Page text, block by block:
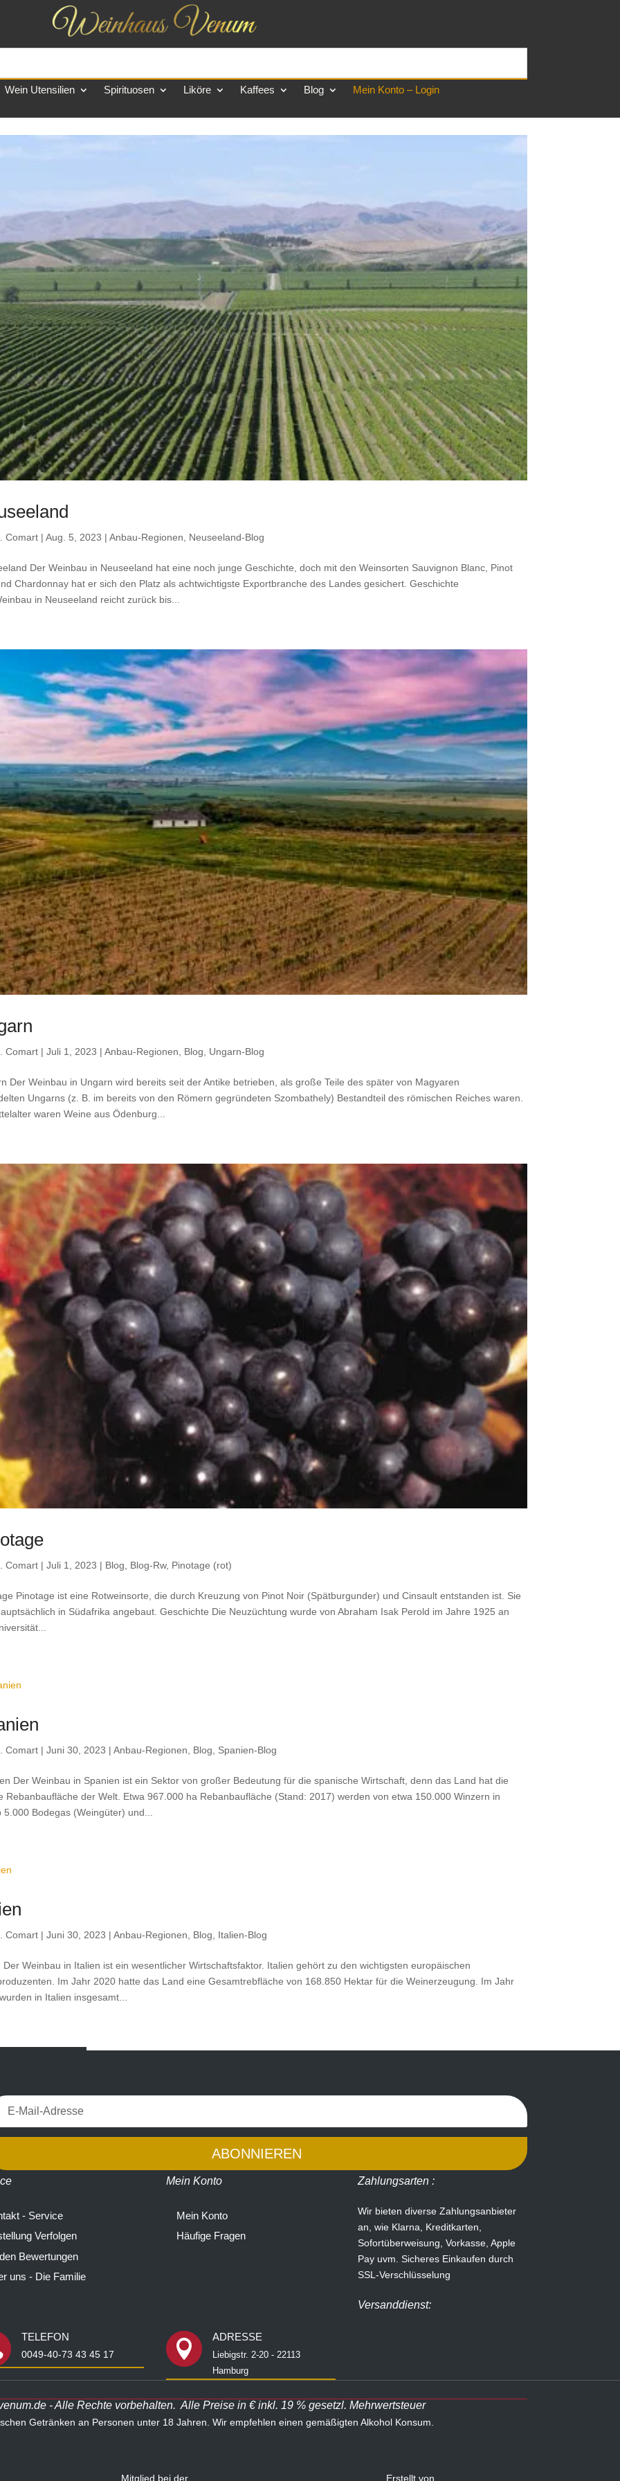
Wein Utensilien Spirituosen Liköre Kaffees Blog Mein Konto – Login
Comart |Aug. 5, 2023 |Anbau-Regionen Neuseeland-Blog
Der Weinbau in Neuseeland hat eine noch junge Geschichte, doch mit den Weinsorten Sauvignon Blanc, Pinot
Chardonnay hat er sich den Platz als achtwichtigste Exportbranche des Landes gesichert. Geschichte
in Neuseeland reicht zurück bis...
Comart |Juli 1, 2023 |Anbau-Regionen Blog Ungarn-Blog
Der Weinbau in Ungarn wird bereits seit der Antike betrieben, als große Teile des später von Magyaren
Ungarns (z. B. im bereits von den Römern gegründeten Szombathely) Bestandteil des römischen Reiches waren.
waren Weine aus Ödenburg...
Comart |Juli 1, 2023 | Blog Blog-Rw, Pinotage (rot)
Pinotage ist eine Rotweinsorte, die durch Kreuzung von Pinot Noir (Spätburgunder) und Cinsault entstanden ist. Sie
in Südafrika angebaut. Geschichte Die Neuzüchtung wurde von Abraham Isak Perold im Jahre 1925 an
Comart |Juni 30, 2023 |Anbau-Regionen Blog Spanien-Blog
Der Weinbau in Spanien ist ein Sektor von großer Bedeutung für die spanische Wirtschaft, denn das Land hat die
Rebanbaufläche der Welt. Etwa 967.000 ha Rebanbaufläche (Stand: 2017) werden von etwa 150.000 Winzern in
5.000 Bodegas (Weingüter) und...
Comart |Juni 30, 2023 |Anbau-Regionen Blog Italien-Blog
Der Weinbau in Italien ist ein wesentlicher Wirtschaftsfaktor. Italien gehört zu den wichtigsten europäischen
Im Jahr 2020 hatte das Land eine Gesamtrebfläche von 168.850 Hektar für die Weinerzeugung. Im Jahr
in Italien insgesamt...
ABONNIEREN
- Service
Verfolgen
Bewertungen
uns - Die Familie
Mein Konto
Mein Konto
Häufige Fragen
Zahlungsarten :
Wir bieten diverse Zahlungsanbieter
an, wie Klarna, Kreditkarten,
Sofortüberweisung, Vorkasse, Apple
Pay uvm. Sicheres Einkaufen durch
SSL-Verschlüsselung
Versanddienst:
TELEFON
0049-40-73 43 45 17 
ADRESSE
Liebigstr. 2-20 - 22113
Hamburg
- Alle Rechte vorbehalten. Alle Preise in € inkl. 19 % gesetzl. Mehrwertsteuer
Getränken an Personen unter 18 Jahren. Wir empfehlen einen gemäßigten Alkohol Konsum.
Mitglied bei der Erstellt von